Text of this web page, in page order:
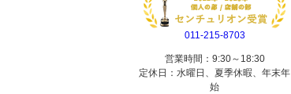
011-215-8703
営業時間：9:30～18:30
定休日：水曜日、夏季休暇、年末年
始